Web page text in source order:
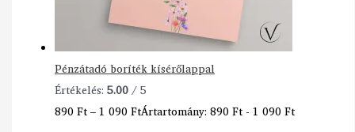
Pénzátadó boríték kísérőlappal
Értékelés:5.00/ 5
890Ft–1 090FtÁrtartomány: 890 Ft - 1 090 Ft